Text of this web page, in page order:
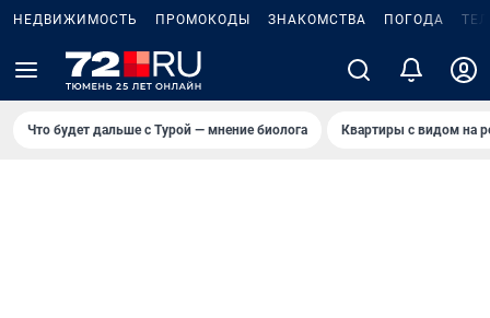
НЕДВИЖИМОСТЬ ПРОМОКОДЫ ЗНАКОМСТВА ПОГОДА
Что будет дальше с Турой — мнение биолога Квартиры с видом на